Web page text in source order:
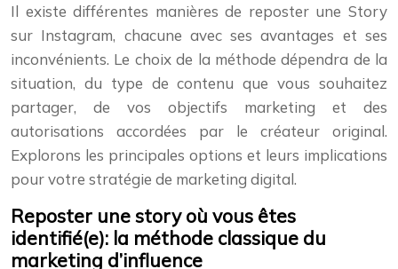
Il existe différentes manières de reposter une Story
sur Instagram, chacune avec ses avantages et ses
inconvénients. Le choix de la méthode dépendra de la
situation, du type de contenu que vous souhaitez
partager, de vos objectifs marketing et des
autorisations accordées par le créateur original.
Explorons les principales options et leurs implications
pour votre stratégie de marketing digital.
Reposter une story où vous êtes
identifié(e): la méthode classique du
marketing d’influence